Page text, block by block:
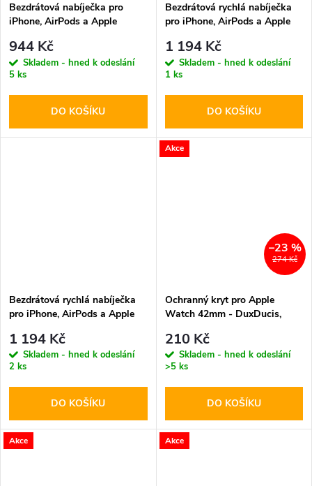
Bezdrátová nabíječka pro
iPhone, AirPods a Apple
A42 MagSafe Space Gray
944 Kč
Skladem - hned k odeslání
5 ks
DO KOŠÍKU
Bezdrátová rychlá nabíječka
pro iPhone, AirPods a Apple
A45 MagSafe Wireless
Charger White
1 194 Kč
Skladem - hned k odeslání
1 ks
DO KOŠÍKU
Bezdrátová rychlá nabíječka
pro iPhone, AirPods a Apple
A45 MagSafe Wireless
Charger Black
1 194 Kč
Skladem - hned k odeslání
2 ks
DO KOŠÍKU
Akce
274 Kč
–23 %
Ochranný kryt pro Apple
Watch 42mm - DuxDucis,
210 Kč
Skladem - hned k odeslání
>5 ks
DO KOŠÍKU
Akce Akce